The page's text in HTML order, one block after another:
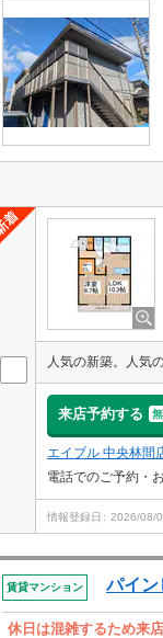
来店予約する
エイブル 中央林間
電話でのご予約・
情報登録日 2026/08/
賃貸マンション パイン
休日は混雑するため来